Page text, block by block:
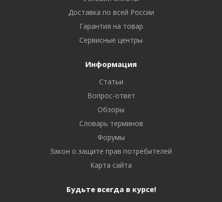
Доставка по всей России
Гарантия на товар
Сервисные центры
Информация
Статьи
Вопрос-ответ
Обзоры
Словарь терминов
Форумы
Закон о защите прав потребителей
Карта сайта
Будьте всегда в курсе!